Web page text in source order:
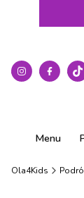
Menu
Ola4Kids